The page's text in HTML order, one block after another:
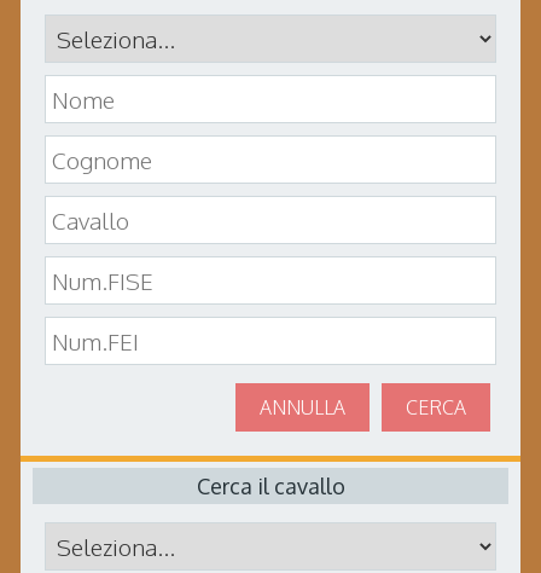
CERCA
ANNULLA
Cerca il cavallo